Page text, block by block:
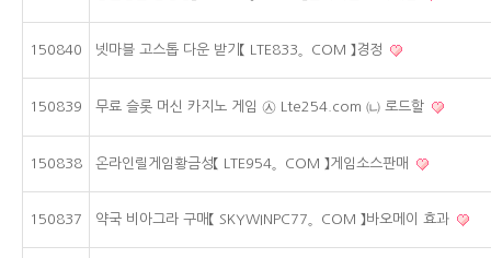
150840 넷마블 고스톱 다운 받기【 LTE833。COM 】경정
150839 무료 슬롯 머신 카지노 게임 ㉦ Lte254.com ㈁ 로드할
150838 온라인릴게임황금성【 LTE954。COM 】게임소스판매
150837 약국 비아그라 구매【 SKYWINPC77。COM 】바오메이 효과